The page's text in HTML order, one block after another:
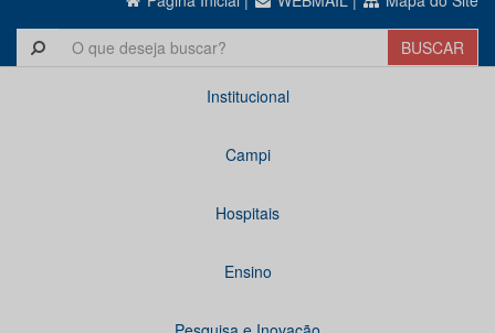
Institucional
Campi
Hospitais
Ensino